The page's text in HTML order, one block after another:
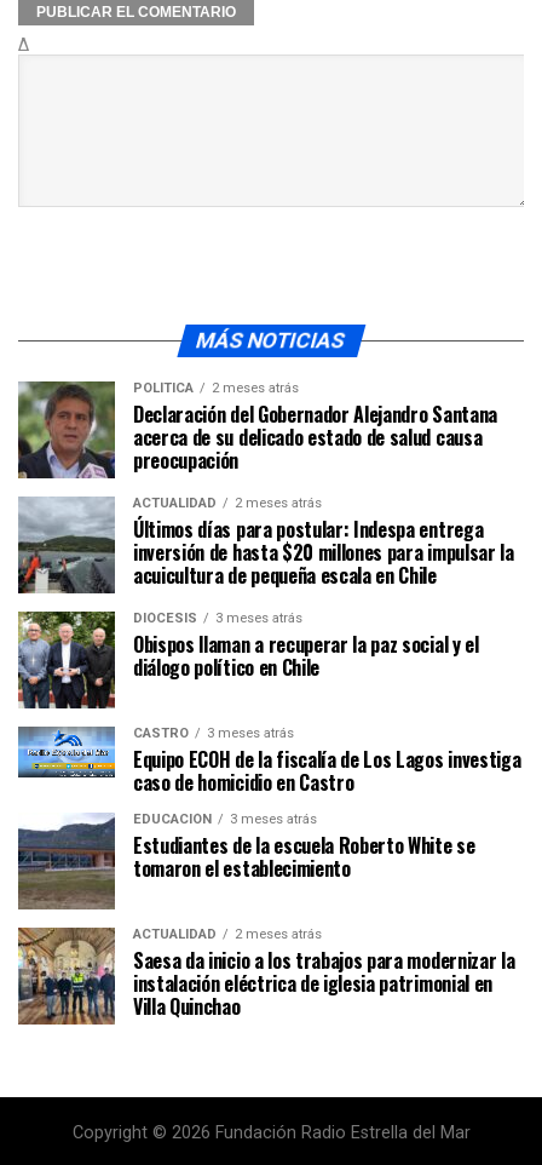
Δ
MÁS NOTICIAS
POLÍTICA 2 meses atrás
Declaración del Gobernador Alejandro Santana
acerca de su delicado estado de salud causa
preocupación
ACTUALIDAD 2 meses atrás
Últimos días para postular: Indespa entrega
inversión de hasta $20 millones para impulsar la
acuicultura de pequeña escala en Chile
DIÓCESIS 3 meses atrás
Obispos llaman a recuperar la paz social y el
diálogo político en Chile
CASTRO 3 meses atrás
Equipo ECOH de la fiscalía de Los Lagos investiga
caso de homicidio en Castro
EDUCACIÓN 3 meses atrás
Estudiantes de la escuela Roberto White se
tomaron el establecimiento
ACTUALIDAD 2 meses atrás
Saesa da inicio a los trabajos para modernizar la
instalación eléctrica de iglesia patrimonial en
Villa Quinchao
Copyright © 2026 Fundación Radio Estrella del Mar